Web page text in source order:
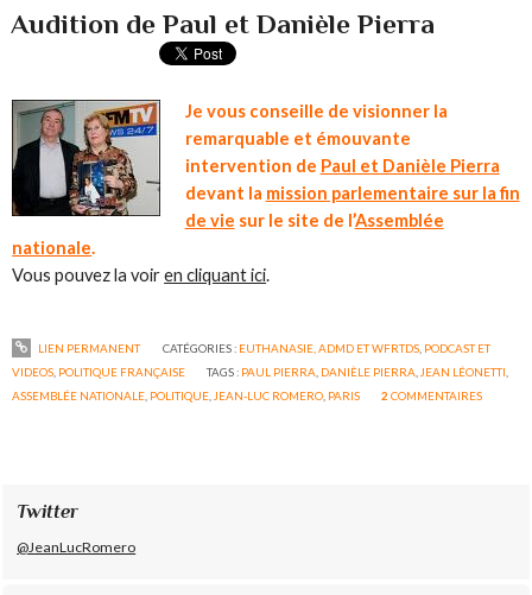
Audition de Paul et Danièle Pierra
Je vous conseille de visionner la
remarquable et émouvante
intervention de Paul et Danièle Pierra
devant la mission parlementaire sur la fin
de vie sur le site de l’Assemblée
nationale.
Vous pouvez la voiren cliquant ici.
LIEN PERMANENT CATÉGORIES : EUTHANASIE, ADMD ET WFRTDS, PODCAST ET
VIDEOS POLITIQUE FRANÇAISE TAGS : PAUL PIERRA DANIÈLE PIERRA JEAN LÉONETTI
ASSEMBLÉE NATIONALE POLITIQUE JEAN-LUC ROMERO PARIS 2 COMMENTAIRES
Twitter
@JeanLucRomero